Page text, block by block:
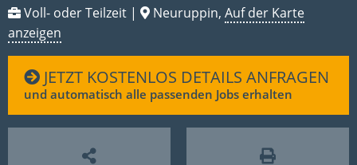
Voll- oder Teilzeit | Neuruppin, Auf der Karte
anzeigen
JETZT KOSTENLOS DETAILS ANFRAGEN
und automatisch alle passenden Jobs erhalten